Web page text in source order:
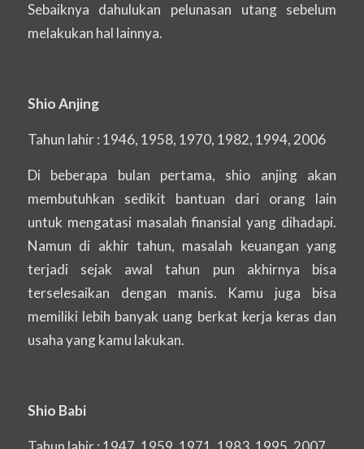
Sebaiknya dahulukan pelunasan utang sebelum
melakukan hal lainnya.
Shio Anjing
Tahun lahir : 1946, 1958, 1970, 1982, 1994, 2006
Di beberapa bulan pertama, shio anjing akan
membutuhkan sedikit bantuan dari orang lain
untuk mengatasi masalah finansial yang dihadapi.
Namun di akhir tahun, masalah keuangan yang
terjadi sejak awal tahun pun akhirnya bisa
terselesaikan dengan manis. Kamu juga bisa
memiliki lebih banyak uang berkat kerja keras dan
usaha yang kamu lakukan.
Shio Babi